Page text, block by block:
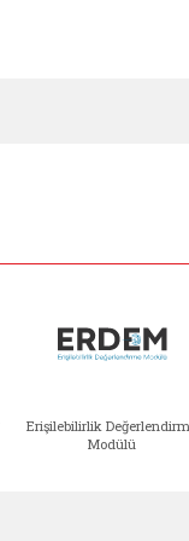
Erişilebilirlik
Modülü